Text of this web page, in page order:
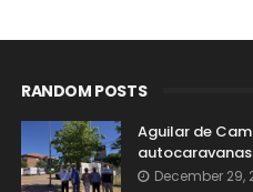
RANDOM POSTS
Aguilar de
autocaravanas
December 29,